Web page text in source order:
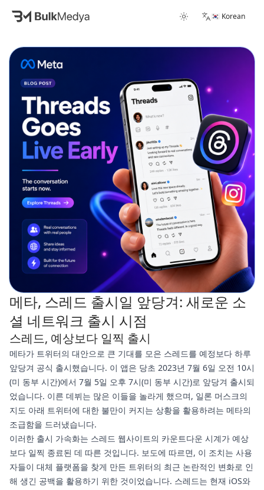
🇰🇷 Korean
메타, 스레드 출시일 앞당겨: 새로운 소
셜 네트워크 출시 시점
스레드, 예상보다 일찍 출시
메타가 트위터의 대안으로 큰 기대를 모은 스레드를 예정보다 하루
앞당겨 공식 출시했습니다. 이 앱은 당초 2023년 7월 6일 오전 10시
(미 동부 시간)에서 7월 5일 오후 7시(미 동부 시간)로 앞당겨 출시되
었습니다. 이른 데뷔는 많은 이들을 놀라게 했으며, 일론 머스크의
지도 아래 트위터에 대한 불만이 커지는 상황을 활용하려는 메타의
조급함을 드러냈습니다.
이러한 출시 가속화는 스레드 웹사이트의 카운트다운 시계가 예상
보다 일찍 종료된 데 따른 것입니다. 보도에 따르면, 이 조치는 사용
자들이 대체 플랫폼을 찾게 만든 트위터의 최근 논란적인 변화로 인
해 생긴 공백을 활용하기 위한 것이었습니다. 스레드는 현재 iOS와